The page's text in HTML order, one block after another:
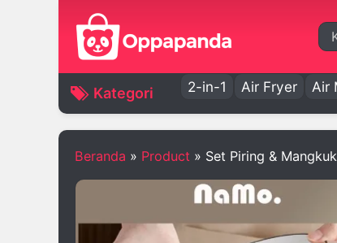
Kategori 2-in-1 Air Fryer Air
Beranda » Product » Set Piring &